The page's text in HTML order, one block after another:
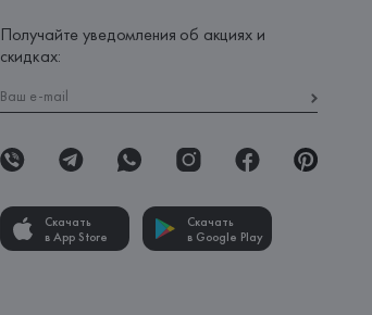
Получайте уведомления об акциях и
скидках:
Скачать
в App Store
Скачать
в Google Play